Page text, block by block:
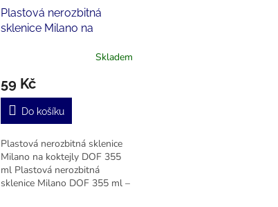
Plastová nerozbitná
sklenice Milano na
Skladem
59 Kč
Do košíku
Plastová nerozbitná sklenice
Milano na koktejly DOF 355
ml Plastová nerozbitná
sklenice Milano DOF 355 ml –